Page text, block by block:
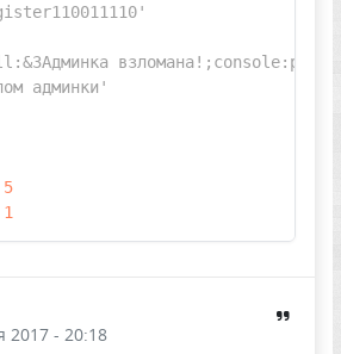
взломана!;console:pex
админки'
5
1
2017 - 20:18